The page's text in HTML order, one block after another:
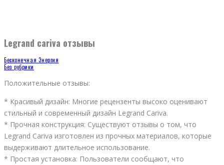
Legrand cariva отзывы
Бесконечная Энергия
Без рубрики
Положительные отзывы:
* Красивый дизайн: Многие рецензенты высоко оценивают
стильный и современный дизайн Legrand Cariva.
* Прочная конструкция: Существуют отзывы о том, что
Legrand Cariva изготовлен из прочных материалов, которые
выдерживают длительное использование.
* Простая установка: Пользователи сообщают, что